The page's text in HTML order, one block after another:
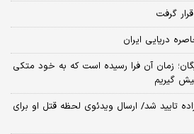
گرفت
دریایی ایران
زمان آن فرا رسیده است که به خود متکی
گیریم
تایید شد/ ارسال ویدئوی لحظه قتل او برای